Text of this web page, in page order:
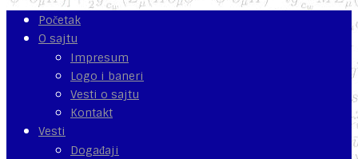
Početak
O sajtu
Impresum
Logo i baneri
Vesti o sajtu
Kontakt
Vesti
Događaji